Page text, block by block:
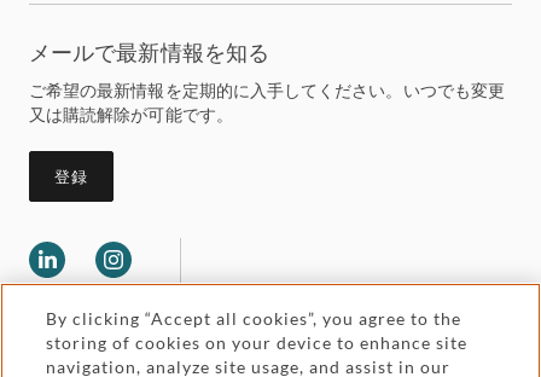
メールで最新情報を知る
ご希望の最新情報を定期的に入手してください。いつでも変更
又は購読解除が可能です。
登録
By clicking “Accept all cookies”, you agree to the
storing of cookies on your device to enhance site
navigation, analyze site usage, and assist in our